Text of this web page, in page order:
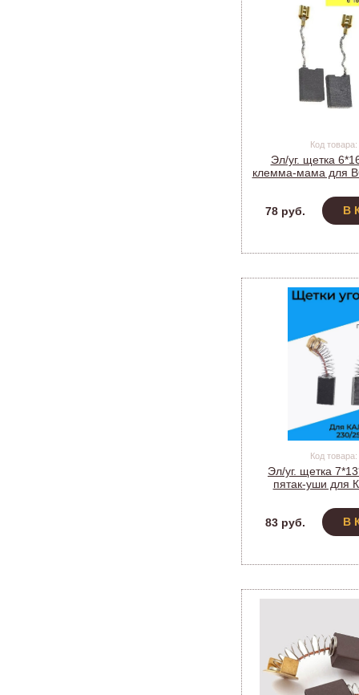
Код
Эл/уг. щетка
клемма-мама для
78 руб.
В
Код
Эл/уг. щетка
пятак-уши для
83 руб.
В